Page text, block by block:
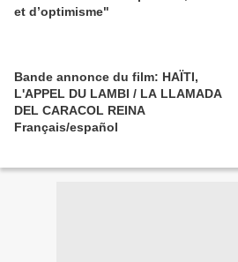
et d’optimisme"
Bande annonce du film: HAÏTI,
L'APPEL DU LAMBI / LA LLAMADA
DEL CARACOL REINA
Français/español